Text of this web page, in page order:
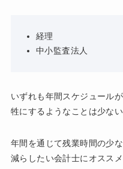
経理
中小監査法人
いずれも年間スケジュール
牲にするようなことは少ない
年間を通じて残業時間の少
減らしたい会計士にオススメ